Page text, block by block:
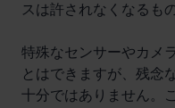
スは許されなくなるも
特殊なセンサーやカメ
とはできますが、残念
十分ではありません。